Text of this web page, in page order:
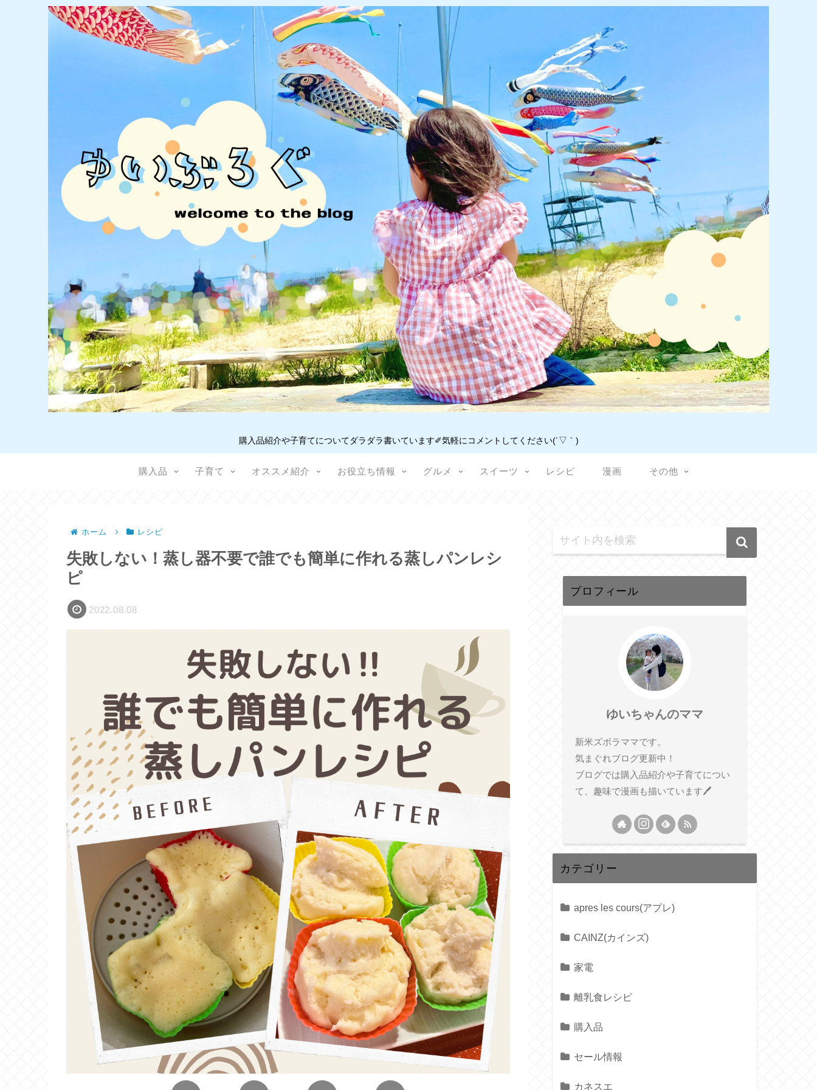
購入品紹介や子育てについてダラダラ書いています✐気軽にコメントしてください(´▽｀)
購入品 子育て オススメ紹介 お役立ち情報 グルメ スイーツ レシピ 漫画 その他
ホーム レシピ
失敗しない！蒸し器不要で誰でも簡単に作れる蒸しパンレシ
ピ
2022.08.08
プロフィール
ゆいちゃんのママ
新米ズボラママです。
気まぐれブログ更新中！
ブログでは購入品紹介や子育てについ
て、趣味で漫画も描いています🖊
カテゴリー
apres les cours(アプレ)
CAINZ(カインズ)
家電
離乳食レシピ
購入品
セール情報
カネスエ